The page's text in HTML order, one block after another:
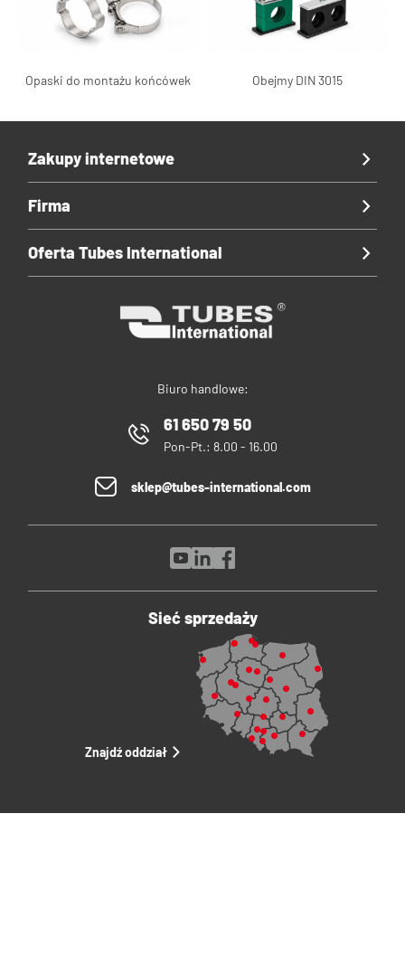
Opaski do montażu końcówek Obejmy DIN 3015
Biuro handlowe:
61 650 79 50
Pon-Pt.: 8.00 - 16.00
sklep@tubes-international.com
Zakupy internetowe
Firma
Oferta Tubes International
Sieć sprzedaży
Znajdź oddział